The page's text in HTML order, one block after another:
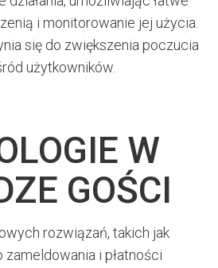
i monitorowanie jej użycia.
się do zwiększenia poczucia
użytkowników.
W
GOŚCI
rozwiązań, takich jak
i płatności